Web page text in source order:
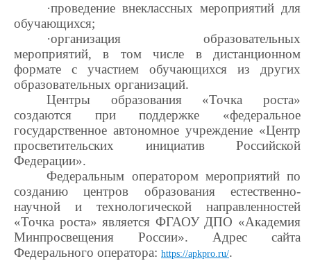
·проведение внеклассных мероприятий для
обучающихся;
·организация образовательных
мероприятий, в том числе в дистанционном
формате с участием обучающихся из других
образовательных организаций.
Центры образования «Точка роста»
создаются при поддержке «федеральное
государственное автономное учреждение «Центр
просветительских инициатив Российской
Федерации».
Федеральным оператором мероприятий по
созданию центров образования естественно-
научной и технологической направленностей
«Точка роста» является ФГАОУ ДПО «Академия
Минпросвещения России». Адрес сайта
Федерального оператора: https://apkpro.ru/.